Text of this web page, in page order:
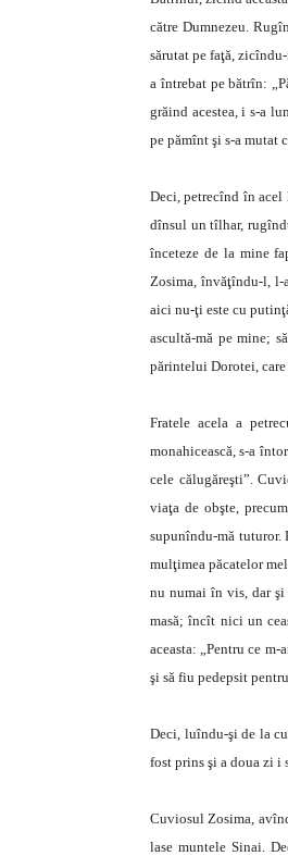
către Dumnezeu.
sărutat pe faţă,
a întrebat pe bătrîn:
grăind acestea, i s-a
pe pămînt şi s-a mutat
Deci, petrecînd în
dînsul un tîlhar,
înceteze de la mine
Zosima, învăţîndu-l, l-
aici nu-ţi este cu
ascultă-mă pe mine;
părintelui Dorotei, care
Fratele acela a
monahicească, s-a
cele călugăreşti”.
viaţa de obşte,
supunîndu-mă tuturor.
mulţimea păcatelor
nu numai în vis, dar
masă; încît nici un
aceasta: „Pentru ce m-
şi să fiu pedepsit
Deci, luîndu-şi de la
fost prins şi a doua zi i
Cuviosul Zosima,
lase muntele Sinai.